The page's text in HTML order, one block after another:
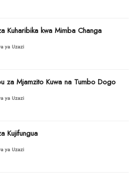
Kuharibika kwa Mimba Changa
ya Uzazi
za Mjamzito Kuwa na Tumbo Dogo
ya Uzazi
Kujifungua
ya Uzazi